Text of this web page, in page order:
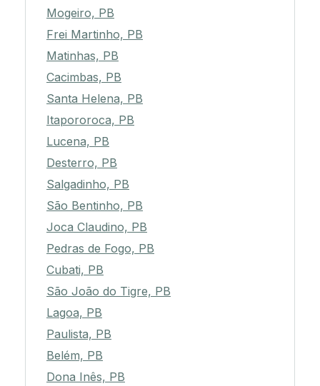
Mogeiro, PB
Frei Martinho, PB
Matinhas, PB
Cacimbas, PB
Santa Helena, PB
Itapororoca, PB
Lucena, PB
Desterro, PB
Salgadinho, PB
São Bentinho, PB
Joca Claudino, PB
Pedras de Fogo, PB
Cubati, PB
São João do Tigre, PB
Lagoa, PB
Paulista, PB
Belém, PB
Dona Inês, PB